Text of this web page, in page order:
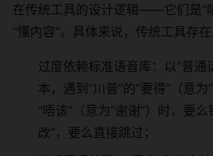
在传统工具的设计逻辑——它们是“
“懂内容”。具体来说，传统工具存在
过度依赖标准语音库：以“普通
本，遇到“川普”的“要得”（意为
“唔该”（意为“谢谢”）时，要么
改”，要么直接跳过；